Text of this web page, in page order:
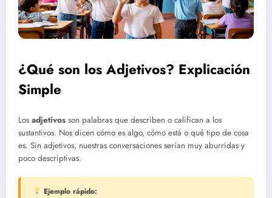
¿Qué son los Adjetivos? Explicación
Simple
Los adjetivos son palabras que describen o califican a los
sustantivos. Nos dicen cómo es algo, cómo está o qué tipo de cosa
es. Sin adjetivos, nuestras conversaciones serían muy aburridas y
poco descriptivas.
Ejemplo rápido: